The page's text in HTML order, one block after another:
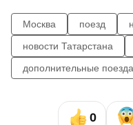
Москва поезд
новости Татарстана
дополнительные поезда
0